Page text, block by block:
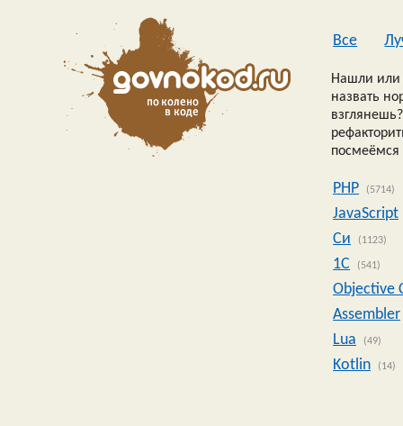
Все
Нашли или
назвать
посмеёмся
PHP (5714)
JavaScript
Си
(1123)
1C (541)
Objective
Assembler
Lua
(49)
Kotlin (14)